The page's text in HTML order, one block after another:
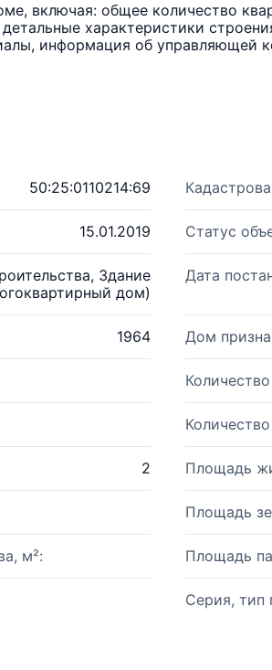
включая: общее количество
характеристики
информация об управляющей
50:25:0110214:69
15.01.2019 Статус
Здание
дом)
Дата
1964 Дом
2 Площадь
Площадь
м²: Площадь
Серия, тип